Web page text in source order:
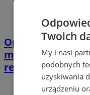
Opiekujesz się
może wpłynąć
regionie
Twoich
My i nasi
podobnych
uzyskiwania
urządzeniu